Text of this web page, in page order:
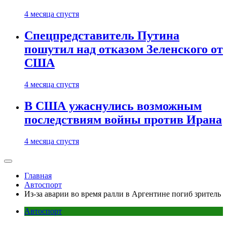
4 месяца спустя
Спецпредставитель Путина
пошутил над отказом Зеленского от
США
4 месяца спустя
В США ужаснулись возможным
последствиям войны против Ирана
4 месяца спустя
Главная
Автоспорт
Из-за аварии во время ралли в Аргентине погиб зритель
Автоспорт